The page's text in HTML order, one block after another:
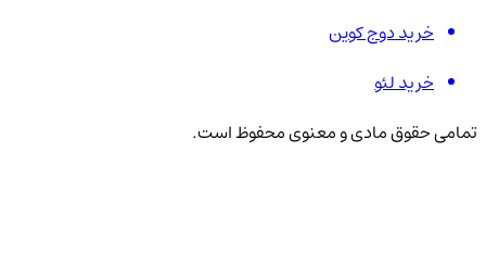
خرید دوج کوین
خرید لئو
تمامی حقوق مادی و معنوی محفوظ است.